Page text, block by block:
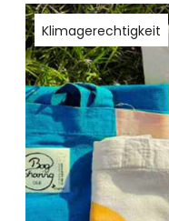
Klimagerechtigkeit